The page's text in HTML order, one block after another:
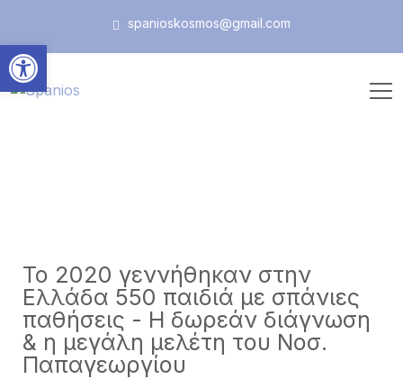
spanioskosmos@gmail.com
Το 2020 γεννήθηκαν στην
Ελλάδα 550 παιδιά με σπάνιες
παθήσεις - Η δωρεάν διάγνωση
& η μεγάλη μελέτη του Νοσ.
Παπαγεωργίου
Ανοίξτε τη γραμμή